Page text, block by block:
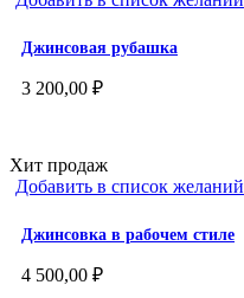
Джинсовая рубашка
3 200,00 ₽
Хит продаж
Добавить в список желаний
Джинсовка в рабочем стиле
4 500,00 ₽